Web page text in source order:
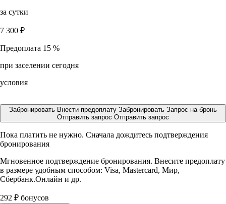
за сутки
7 300 ₽
Предоплата 15 %
при заселении сегодня
условия
Забронировать Внести предоплату Забронировать Запрос на бронь
Отправить запрос Отправить запрос
Пока платить не нужно. Сначала дождитесь подтверждения
бронирования
Мгновенное подтверждение бронирования. Внесите предоплату
в размере удобным способом: Visa, Mastercard, Мир,
Сбербанк.Онлайн и др.
292 ₽ бонусов